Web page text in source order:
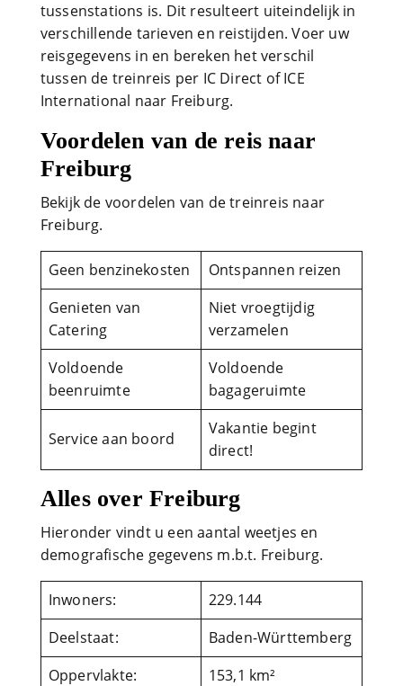
tussenstations is. Dit resulteert uiteindelijk in
verschillende tarieven en reistijden. Voer uw
reisgegevens in en bereken het verschil
tussen de treinreis per IC Direct of ICE
International naar Freiburg.
Voordelen van de reis naar
Freiburg
Bekijk de voordelen van de treinreis naar
Freiburg.
Geen benzinekosten
Ontspannen reizen
Genieten van
Catering
Niet vroegtijdig
verzamelen
Voldoende
beenruimte
Voldoende
bagageruimte
Service aan boord
Vakantie begint
direct!
Alles over Freiburg
Hieronder vindt u een aantal weetjes en
demografische gegevens m.b.t. Freiburg.
Inwoners:
229.144
Deelstaat:
Baden-Württemberg
Oppervlakte:
153,1 km²